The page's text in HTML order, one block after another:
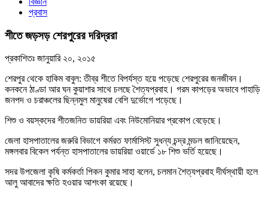
প্রবাস
শীতে জড়সড় শেরপুরের দরিদ্ররা
প্রকাশিতঃ জানুয়ারি ২০, ২০১৫
শেরপুর থেকে হাকিম বাবুল: তীব্র শীতে বিপর্যস্ত হয়ে পড়েছে শেরপুরের জনজীবন।
কনকনে ঠাণ্ডা আর ঘন কুয়াশার সাথে চলছে শৈত্যপ্রবাহ। গরম কাপড়ের অভাবে পাহাড়ি
জনপদ ও চরাঞ্চলের ছিন্নমুল মানুষেরা বেশি দুর্ভোগে পড়েছে।
শিশু ও বয়স্কদের শীতজনিত ডায়রিয়া এবং নিউমোনিয়ার প্রকোপ বেড়েছে।
জেলা হাসপাতালের জরুরি বিভাগে কর্মরত ফার্মাসিস্ট সুধন্য চন্দ্র মন্ডল জানিয়েছেন,
মঙ্গলবার বিকেল পর্যন্ত হাসপাতালের ডায়রিয়া ওয়ার্ডে ১৮ শিশু ভর্তি হয়েছে।
সদর উপজেলা কৃষি কর্মকর্তা পিকন কুমার সাহা বলেন, চলমান শৈত্যপ্রবাহ দীর্ঘস্থায়ী হলে
আলু আবাদের ক্ষতি হওয়ার আশংকা রয়েছে।